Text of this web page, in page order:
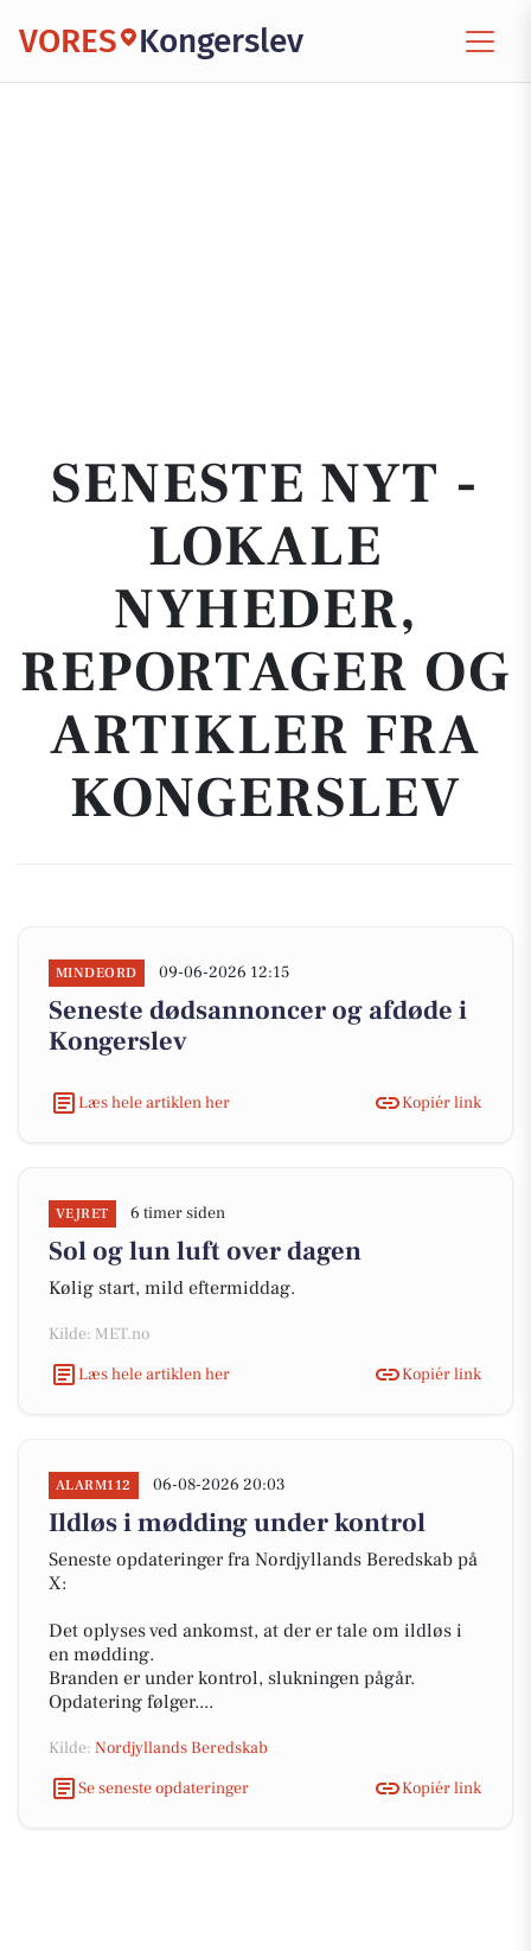
VORES Kongerslev
SENESTE NYT -
LOKALE
NYHEDER,
REPORTAGER OG
ARTIKLER FRA
KONGERSLEV
MINDEORD 09-06-2026 12:15
Seneste dødsannoncer og afdøde i
Kongerslev
Læs hele artiklen her Kopiér link
VEJRET 6 timer siden
Sol og lun luft over dagen
Kølig start, mild eftermiddag.
Kilde: MET.no
Læs hele artiklen her
Kopiér link
ALARM112 06-08-2026 20:03
Ildløs i mødding under kontrol
Seneste opdateringer fra Nordjyllands Beredskab på
X:
Det oplyses ved ankomst, at der er tale om ildløs i
en mødding.
Branden er under kontrol, slukningen pågår.
Opdatering følger....
Kilde: Nordjyllands Beredskab
Se seneste opdateringer
Kopiér link